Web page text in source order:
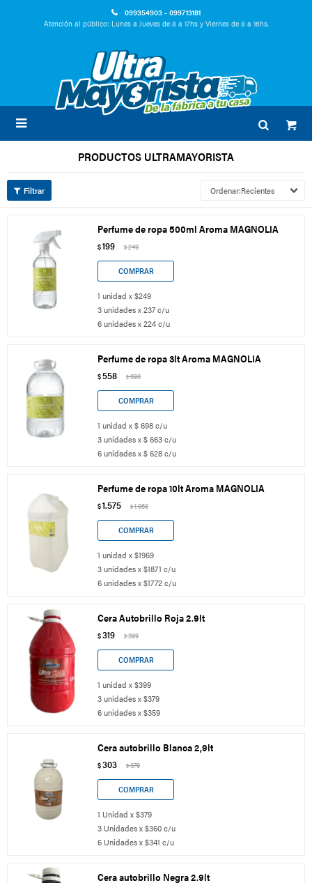
099354903 - 099713181
Atención al público: Lunes a Jueves de 8 a 17hs y Viernes de 8 a 16hs.

PRODUCTOS ULTRAMAYORISTA
Recientes
Perfume de ropa 500ml Aroma MAGNOLIA
$199 $249
1 unidad x $249
3 unidades x 237 c/u
6 unidades x 224 c/u
Perfume de ropa 3lt Aroma MAGNOLIA
$558 $698
1 unidad x $ 698 c/u
3 unidades x $ 663 c/u
6 unidades x $ 628 c/u
Perfume de ropa 10lt Aroma MAGNOLIA
$1.575 $1.969
1 unidad x $1969
3 unidades x $1871 c/u
6 unidades x $1772 c/u
Cera Autobrillo Roja 2.9lt
$319 $399
1 unidad x $399
3 unidades x $379
6 unidades x $359
Cera autobrillo Blanca 2,9lt
$303 $379
1 Unidad x $379
3 Unidades x $360 c/u
6 Unidades x $341 c/u
Cera autobrillo Negra 2.9lt